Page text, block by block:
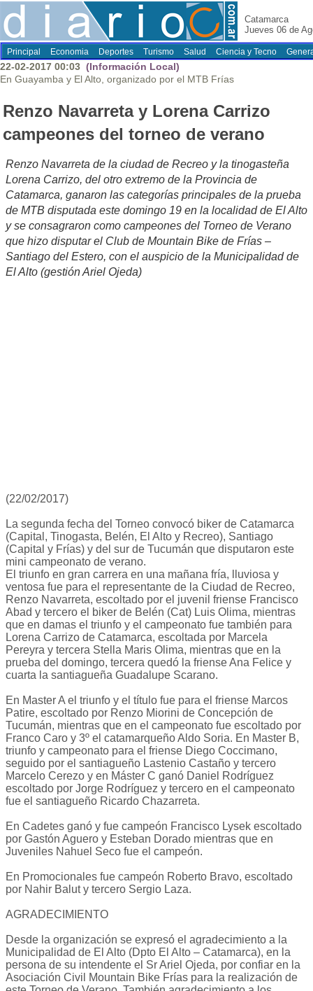
Catamarca
Jueves 06 de
Principal Economia Deportes Turismo Salud Ciencia y Tecno
22-02-2017 00:03 (Información Local)
En Guayamba y El Alto, organizado por el MTB Frías
Renzo Navarreta y Lorena Carrizo
campeones del torneo de verano
Renzo Navarreta de la ciudad de Recreo y la tinogasteña
Lorena Carrizo, del otro extremo de la Provincia de
Catamarca, ganaron las categorías principales de la prueba
de MTB disputada este domingo 19 en la localidad de El Alto
y se consagraron como campeones del Torneo de Verano
que hizo disputar el Club de Mountain Bike de Frías –
Santiago del Estero, con el auspicio de la Municipalidad de
El Alto (gestión Ariel Ojeda)
(22/02/2017)
La segunda fecha del Torneo convocó biker de Catamarca
(Capital, Tinogasta, Belén, El Alto y Recreo), Santiago
(Capital y Frías) y del sur de Tucumán que disputaron este
mini campeonato de verano.
El triunfo en gran carrera en una mañana fría, lluviosa y
ventosa fue para el representante de la Ciudad de Recreo,
Renzo Navarreta, escoltado por el juvenil friense Francisco
Abad y tercero el biker de Belén (Cat) Luis Olima, mientras
que en damas el triunfo y el campeonato fue también para
Lorena Carrizo de Catamarca, escoltada por Marcela
Pereyra y tercera Stella Maris Olima, mientras que en la
prueba del domingo, tercera quedó la friense Ana Felice y
cuarta la santiagueña Guadalupe Scarano.
En Master A el triunfo y el título fue para el friense Marcos
Patire, escoltado por Renzo Miorini de Concepción de
Tucumán, mientras que en el campeonato fue escoltado por
Franco Caro y 3º el catamarqueño Aldo Soria. En Master B,
triunfo y campeonato para el friense Diego Coccimano,
seguido por el santiagueño Lastenio Castaño y tercero
Marcelo Cerezo y en Máster C ganó Daniel Rodríguez
escoltado por Jorge Rodríguez y tercero en el campeonato
fue el santiagueño Ricardo Chazarreta.
En Cadetes ganó y fue campeón Francisco Lysek escoltado
por Gastón Aguero y Esteban Dorado mientras que en
Juveniles Nahuel Seco fue el campeón.
En Promocionales fue campeón Roberto Bravo, escoltado
por Nahir Balut y tercero Sergio Laza.
AGRADECIMIENTO
Desde la organización se expresó el agradecimiento a la
Municipalidad de El Alto (Dpto El Alto – Catamarca), en la
persona de su intendente el Sr Ariel Ojeda, por confiar en la
Asociación Civil Mountain Bike Frías para la realización de